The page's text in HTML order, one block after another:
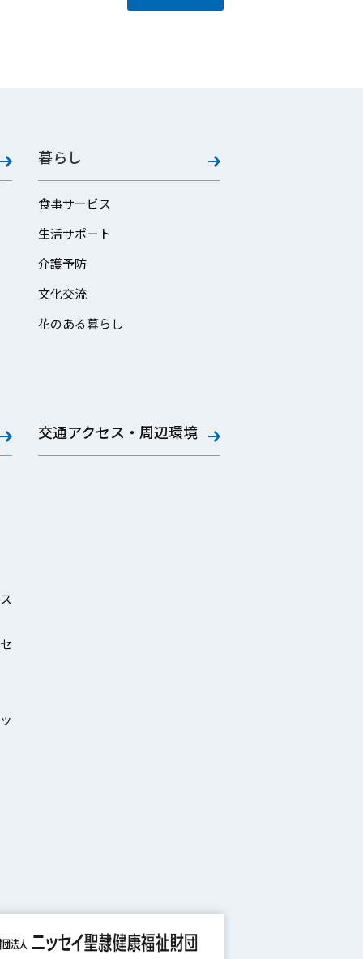
暮らし
食事サービス
生活サポート
介護予防
文化交流
花のある暮らし
交通アクセス・周辺環境